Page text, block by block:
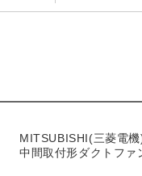
MITSUBISHI(三菱電機
中間取付形ダクトファ